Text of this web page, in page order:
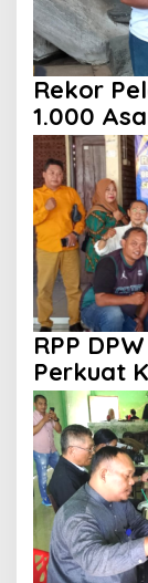
Rekor
1.000
HUT ke
RPP
Perkuat